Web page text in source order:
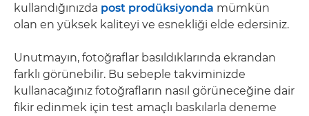
kullandığınızda post prodüksiyonda mümkün
olan en yüksek kaliteyi ve esnekliği elde edersiniz.
Unutmayın, fotoğraflar basıldıklarında ekrandan
farklı görünebilir. Bu sebeple takviminizde
kullanacağınız fotoğrafların nasıl görüneceğine dair
fikir edinmek için test amaçlı baskılarla deneme